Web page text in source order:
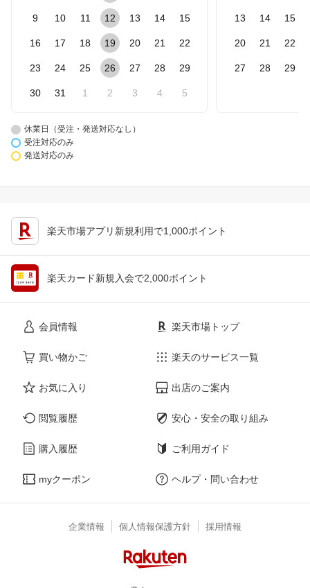
9 10 11 12 13 14 15
16 17 18 19 20 21 22
23 24 25 26 27 28 29
30 31 1 2 3 4 5
13 14 15
20 21 22
27 28 29
休業日（受注・発送対応なし）
受注対応のみ
発送対応のみ
楽天市場アプリ新規利用で1,000ポイント
楽天カード新規入会で2,000ポイント
会員情報
買い物かご
お気に入り
閲覧履歴
購入履歴
myクーポン
楽天市場トップ
楽天のサービス一覧
出店のご案内
安心・安全の取り組み
ご利用ガイド
ヘルプ・問い合わせ
企業情報 個人情報保護方針 採用情報